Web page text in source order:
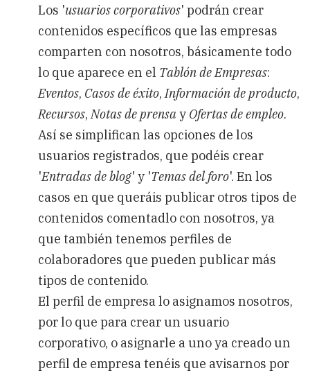
Los 'usuarios corporativos' podrán crear
contenidos específicos que las empresas
comparten con nosotros, básicamente todo
lo que aparece en el Tablón de Empresas:
Eventos, Casos de éxito,Información de producto,
Recursos,Notas de prensay Ofertas de empleo.
Así se simplifican las opciones de los
usuarios registrados, que podéis crear
'Entradas de blog' y 'Temas del foro'. En los
casos en que queráis publicar otros tipos de
contenidos comentadlo con nosotros, ya
que también tenemos perfiles de
colaboradores que pueden publicar más
tipos de contenido.
El perfil de empresa lo asignamos nosotros,
por lo que para crear un usuario
corporativo, o asignarle a uno ya creado un
perfil de empresa tenéis que avisarnos por